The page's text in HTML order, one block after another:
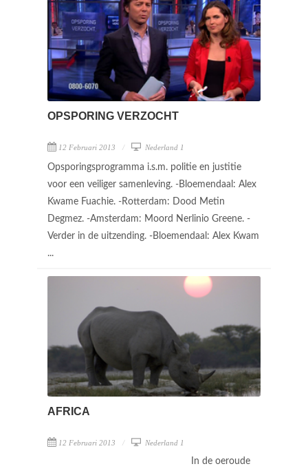
OPSPORING VERZOCHT
12 Februari 2013 Nederland 1
Opsporingsprogramma i.s.m. politie en justitie
voor een veiliger samenleving. -Bloemendaal: Alex
Kwame Fuachie. -Rotterdam: Dood Metin
Degmez. -Amsterdam: Moord Nerlinio Greene. -
Verder in de uitzending. -Bloemendaal: Alex Kwam
...
AFRICA
12 Februari 2013 Nederland 1
In de oeroude